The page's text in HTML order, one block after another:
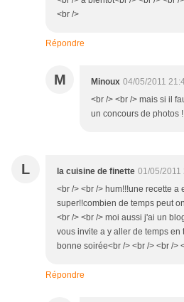
<br />
Répondre
M Minoux 04/05/2011
<br /> <br /> mais si il
un concours de photos
L la cuisine de finette 01/05/2011
<br /> <br /> hum!!!une recette a
super!!combien de temps peut
<br /> <br /> moi aussi j'ai un
vous invite a y aller de temps en
bonne soirée<br /> <br /> <br />
Répondre